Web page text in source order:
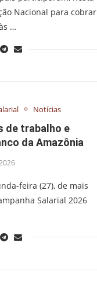
Nacional para cobrar
…
Notícias
de trabalho e
da Amazônia
feira (27), de mais
Salarial 2026